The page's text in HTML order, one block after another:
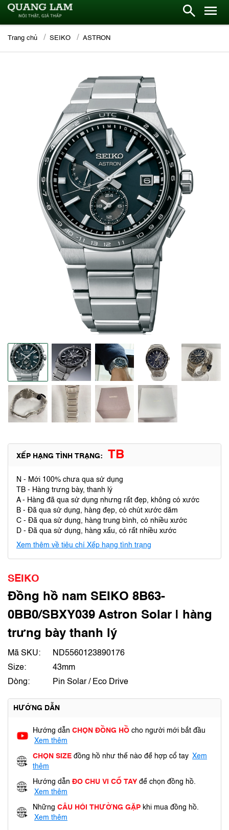
Trang chủ SEIKO ASTRON
XẾP HẠNG TÌNH TRẠNG: TB
N - Mới 100% chưa qua sử dụng
TB - Hàng trưng bày, thanh lý
A - Hàng đã qua sử dụng nhưng rất đẹp, không có xước
B - Đã qua sử dụng, hàng đẹp, có chút xước dăm
C - Đã qua sử dụng, hàng trung bình, có nhiều xước
D - Đã qua sử dụng, hàng xấu, có rất nhiều xước
Xem thêm về tiêu chí Xếp hạng tình trạng
SEIKO
Đồng hồ nam SEIKO 8B63-
0BB0/SBXY039 Astron Solar | hàng
trưng bày thanh lý
Mã SKU:
ND5560123890176
Size:
43mm
Dòng:
Pin Solar / Eco Drive
HƯỚNG DẪN
Hướng dẫn CHỌN ĐỒNG HỒ cho người mới bắt đầu
Xem thêm
CHỌN SIZE đồng hồ như thế nào để hợp cổ tay Xem
thêm
Hướng dẫn ĐO CHU VI CỔ TAY để chọn đồng hồ.
Xem thêm
Những CÂU HỎI THƯỜNG GẶP khi mua đồng hồ.
Xem thêm